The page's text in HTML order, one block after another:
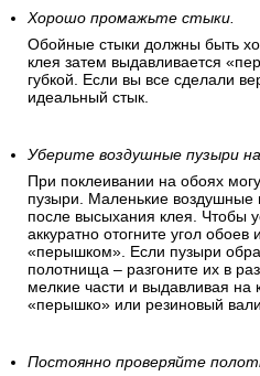
Хорошо промажьте стыки.
Обойные стыки должны быть
клея затем выдавливается
губкой. Если вы все сделали
идеальный стык.
Уберите воздушные пузыри на
При поклеивании на обоях
пузыри. Маленькие воздушные
после высыхания клея. Чтобы
аккуратно отогните угол обоев
«перышком». Если пузыри
полотнища – разгоните их в
мелкие части и выдавливая на
«перышко» или резиновый
Постоянно проверяйте